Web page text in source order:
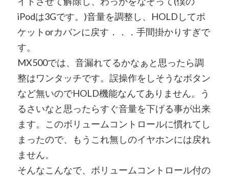
iPodは3Gです。)音量を調整し、HOLDしてポ
ケットorカバンに戻す．．．手間掛かりすぎで
す。
MX500では、音漏れてるかなぁと思ったら調
整はワンタッチです。誤操作をしそうなボタン
など無いのでHOLD機能なんてありません。う
るさいなと思ったらすぐ音量を下げる事が出来
ます。このボリュームコントロールに慣れてし
まったので、もうこれ無しのイヤホンには戻れ
ません。
そんなこんなで、ボリュームコントロール付の